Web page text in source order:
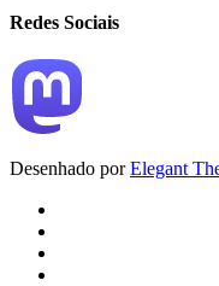
Redes Sociais
Desenhado porElegant